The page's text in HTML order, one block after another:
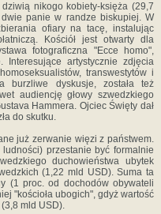
nikogo kobiety-księża (29,7
panie w randze biskupiej. W
ofiary na tacę, instalując
Kościół jest otwarty dla
fotograficzna "Ecce homo",
Interesujące artystycznie zdjęcia
transwestytów i
burzliwe dyskusje, została też
audiencję głowy szwedzkiego
Hammera. Ojciec Święty dał
do skutku.
już zerwanie więzi z państwem.
przestanie być formalnie
duchowieństwa ubytek
(1,22 mld USD). Suma ta
(1 proc. od dochodów obywateli
"kościoła ubogich", gdyż wartość
mld USD).